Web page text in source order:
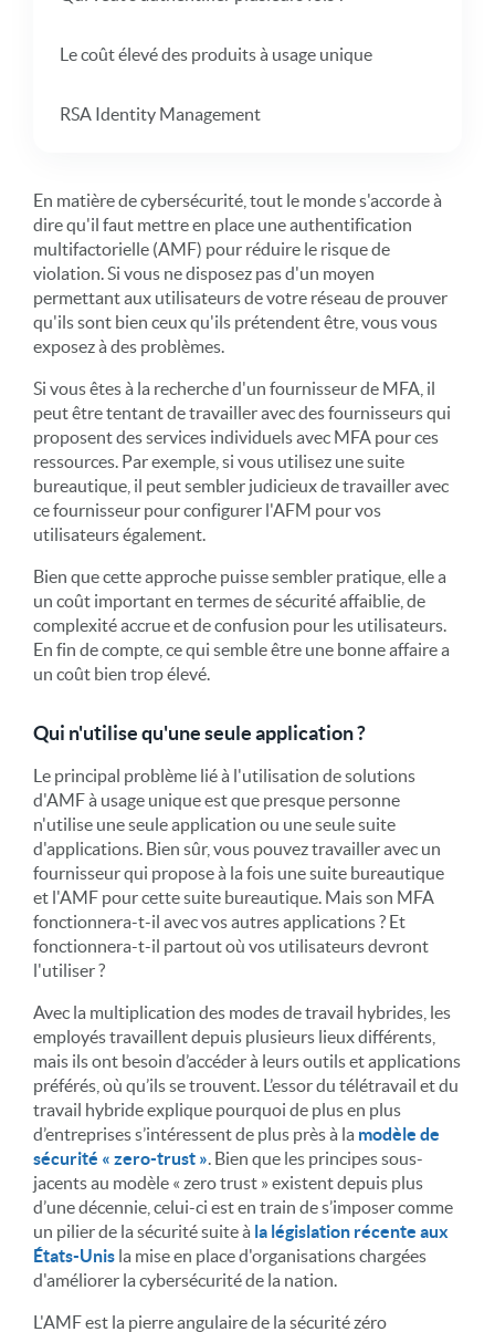
Le coût élevé des produits à usage unique
RSA Identity Management
En matière de cybersécurité, tout le monde s'accorde à
dire qu'il faut mettre en place une authentification
multifactorielle (AMF) pour réduire le risque de
violation. Si vous ne disposez pas d'un moyen
permettant aux utilisateurs de votre réseau de prouver
qu'ils sont bien ceux qu'ils prétendent être, vous vous
exposez à des problèmes.
Si vous êtes à la recherche d'un fournisseur de MFA, il
peut être tentant de travailler avec des fournisseurs qui
proposent des services individuels avec MFA pour ces
ressources. Par exemple, si vous utilisez une suite
bureautique, il peut sembler judicieux de travailler avec
ce fournisseur pour configurer l'AFM pour vos
utilisateurs également.
Bien que cette approche puisse sembler pratique, elle a
un coût important en termes de sécurité affaiblie, de
complexité accrue et de confusion pour les utilisateurs.
En fin de compte, ce qui semble être une bonne affaire a
un coût bien trop élevé.
Qui n'utilise qu'une seule application ?
Le principal problème lié à l'utilisation de solutions
d'AMF à usage unique est que presque personne
n'utilise une seule application ou une seule suite
d'applications. Bien sûr, vous pouvez travailler avec un
fournisseur qui propose à la fois une suite bureautique
et l'AMF pour cette suite bureautique. Mais son MFA
fonctionnera-t-il avec vos autres applications ? Et
fonctionnera-t-il partout où vos utilisateurs devront
l'utiliser ?
Avec la multiplication des modes de travail hybrides, les
employés travaillent depuis plusieurs lieux différents,
mais ils ont besoin d’accéder à leurs outils et applications
préférés, où qu’ils se trouvent. L’essor du télétravail et du
travail hybride explique pourquoi de plus en plus
d’entreprises s’intéressent de plus près à la modèle de
sécurité « zero-trust » . Bien que les principes sous-
jacents au modèle « zero trust » existent depuis plus
d’une décennie, celui-ci est en train de s’imposer comme
un pilier de la sécurité suite à la législation récente aux
États-Unis la mise en place d'organisations chargées
d'améliorer la cybersécurité de la nation.
L'AMF est la pierre angulaire de la sécurité zéro